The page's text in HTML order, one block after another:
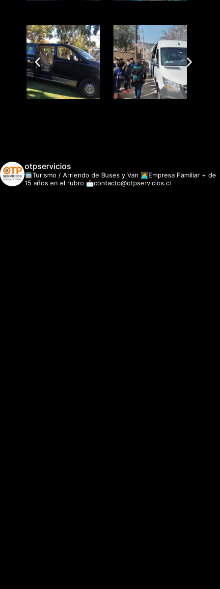
otpservicios
🚍Turismo / Arriendo de Buses y Van 👩‍💻Empresa Familiar + de
15 años en el rubro 📩contacto@otpservicios.cl